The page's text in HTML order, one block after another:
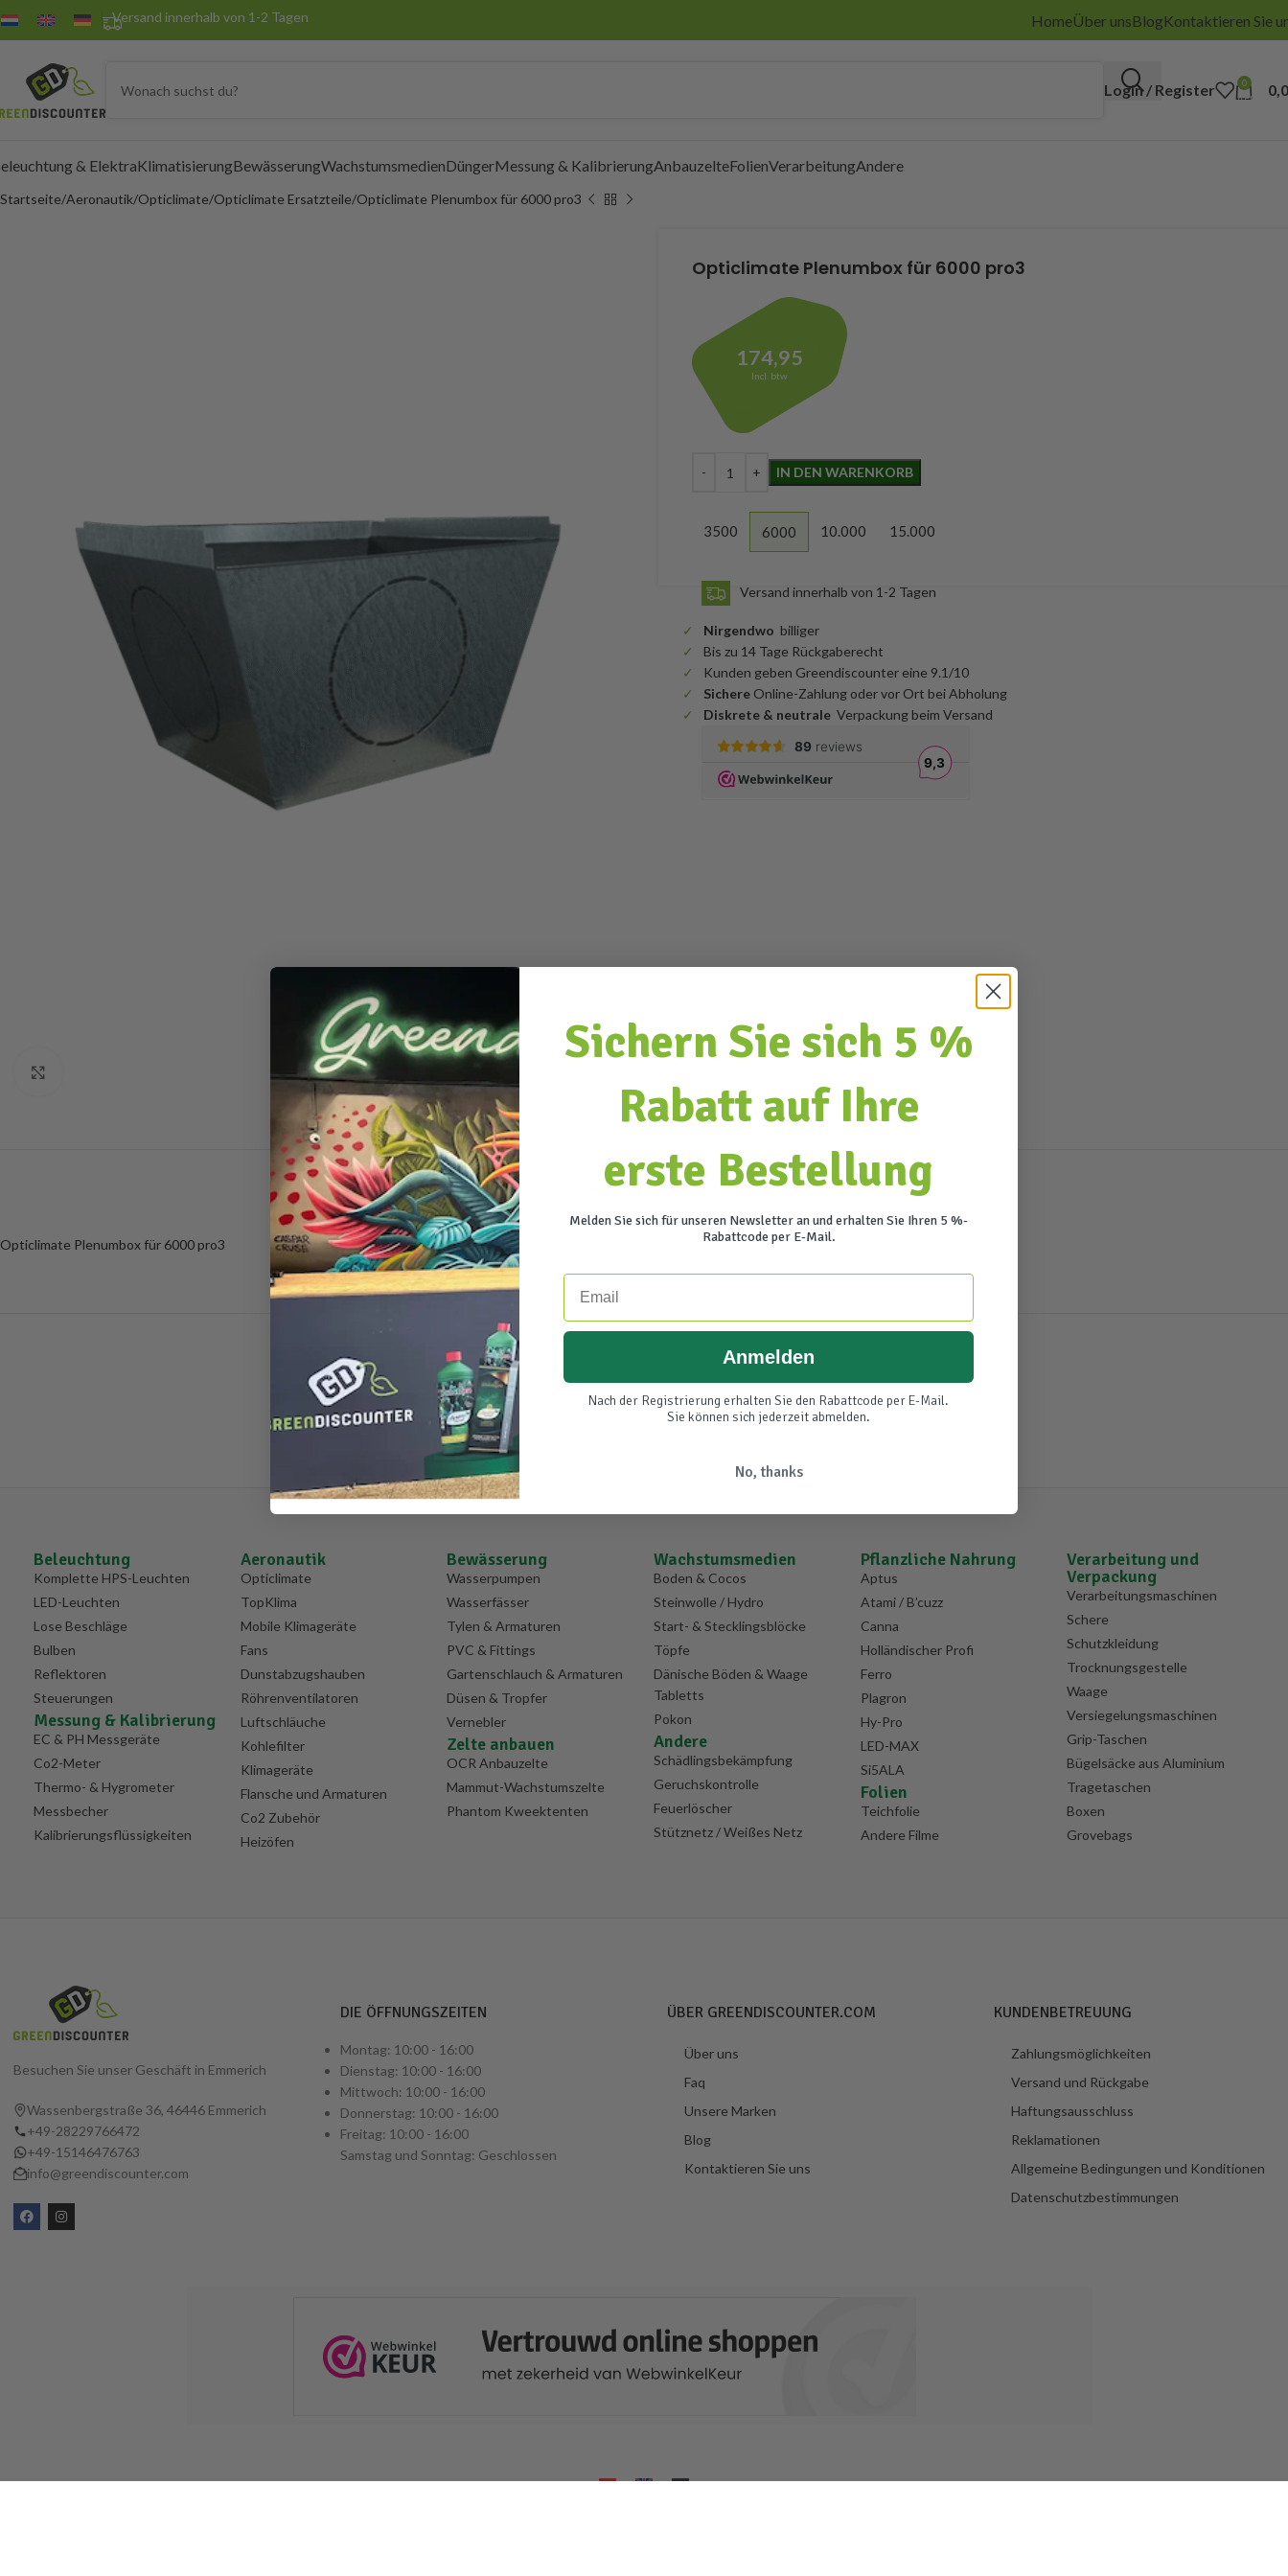
Versand innerhalb von 1-2 Tagen HomeÜber unsBlogKontaktieren Sie
Login / Register
0
items
& ElektraKlimatisierungBewässerungWachstumsmedienDüngerMessung & KalibrierungAnbauzelteFolienVerarbeitungAndere
Startseite Aeronautik Opticlimate Opticlimate Ersatzteile Opticlimate Plenumbox für 6000 pro3
Opticlimate Plenumbox für 6000 pro3
174,95
Incl. btw
IN DEN WARENKORB
3500 6000 10.000 15.000
Versand innerhalb von 1-2 Tagen
Nirgendwo billiger
Bis zu 14 Tage Rückgaberecht
Kunden geben Greendiscounter eine 9.1/10
Sichere Online-Zahlung oder vor Ort bei Abholung
Diskrete & neutrale Verpackung beim Versand
BESCHREIBUNG
Opticlimate Plenumbox für 6000 pro3
Beleuchtung
Komplette HPS-Leuchten
LED-Leuchten
Lose Beschläge
Bulben
Reflektoren
Steuerungen
Messung & Kalibrierung
EC & PH Messgeräte
Co2-Meter
Thermo- & Hygrometer
Messbecher
Kalibrierungsflüssigkeiten
Aeronautik
Opticlimate
TopKlima
Mobile Klimageräte
Fans
Dunstabzugshauben
Röhrenventilatoren
Luftschläuche
Kohlefilter
Klimageräte
Flansche und Armaturen
Co2 Zubehör
Heizöfen
Bewässerung
Wasserpumpen
Wasserfässer
Tylen & Armaturen
PVC & Fittings
Gartenschlauch & Armaturen
Düsen & Tropfer
Vernebler
Zelte anbauen
OCR Anbauzelte
Mammut-Wachstumszelte
Phantom Kweektenten
Wachstumsmedien
Boden & Cocos
Steinwolle / Hydro
Start- & Stecklingsblöcke
Töpfe
Dänische Böden & Waage
Tabletts
Pokon
Andere
Schädlingsbekämpfung
Geruchskontrolle
Feuerlöscher
Stütznetz / Weißes Netz
Pflanzliche Nahrung
Aptus
Atami / B’cuzz
Canna
Holländischer Profi
Ferro
Plagron
Hy-Pro
LED-MAX
Si5ALA
Folien
Teichfolie
Andere Filme
Verarbeitung und
Verpackung
Verarbeitungsmaschinen
Schere
Schutzkleidung
Trocknungsgestelle
Waage
Versiegelungsmaschinen
Grip-Taschen
Bügelsäcke aus Aluminium
Tragetaschen
Boxen
Grovebags
Besuchen Sie unser Geschäft in Emmerich
Wassenbergstraße 36, 46446 Emmerich
+49-28229766472
+49-15146476763
info@greendiscounter.com
DIE ÖFFNUNGSZEITEN
Montag: 10:00 - 16:00
Dienstag: 10:00 - 16:00
Mittwoch: 10:00 - 16:00
Donnerstag: 10:00 - 16:00
Freitag: 10:00 - 16:00
Samstag und Sonntag: Geschlossen
ÜBER GREENDISCOUNTER.COM
Über uns
Faq
Unsere Marken
Blog
Kontaktieren Sie uns
KUNDENBETREUUNG
Zahlungsmöglichkeiten
Versand und Rückgabe
Haftungsausschluss
Reklamationen
Allgemeine Bedingungen und Konditionen
Datenschutzbestimmungen
Sichern Sie sich 5 %
Rabatt auf Ihre
erste Bestellung
Melden Sie sich für unseren Newsletter an und erhalten Sie Ihren 5 %-
Rabattcode per E-Mail.
Email
Anmelden
Nach der Registrierung erhalten Sie den Rabattcode per E-Mail.
Sie können sich jederzeit abmelden.
No, thanks